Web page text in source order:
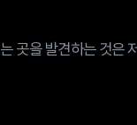
곳을 발견하는 것은